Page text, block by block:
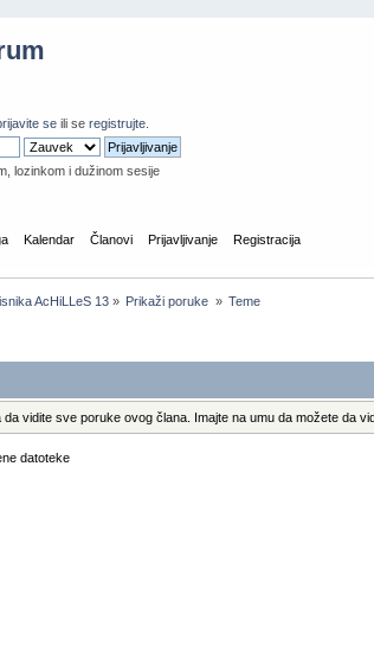
se ili seregistrujte
lozinkom i dužinom sesije
Kalendar Članovi Prijavljivanje Registracija
AcHiLLeS 13» Prikaži poruke » Teme
vidite sve poruke ovog člana. Imajte na umu da možete da
datoteke